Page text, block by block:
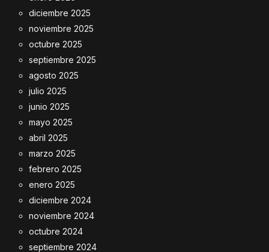
diciembre 2025
noviembre 2025
octubre 2025
septiembre 2025
agosto 2025
julio 2025
junio 2025
mayo 2025
abril 2025
marzo 2025
febrero 2025
enero 2025
diciembre 2024
noviembre 2024
octubre 2024
septiembre 2024